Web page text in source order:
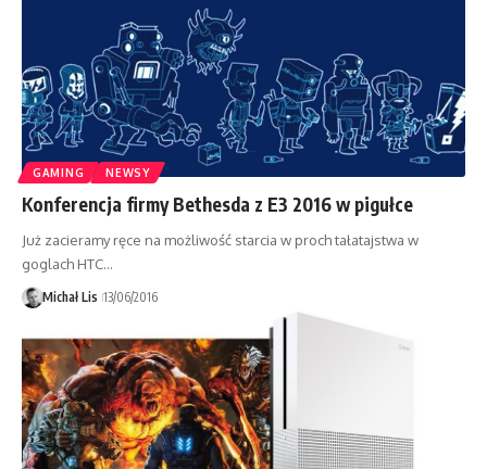
GAMING NEWSY
Konferencja firmy Bethesda z E3 2016 w pigułce
Już zacieramy ręce na możliwość starcia w proch tałatajstwa w
goglach HTC…
Michał Lis 13/06/2016